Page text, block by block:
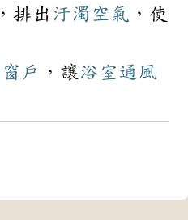
，排出 汙濁 空氣 ，使
窗戶 ，讓浴室通風